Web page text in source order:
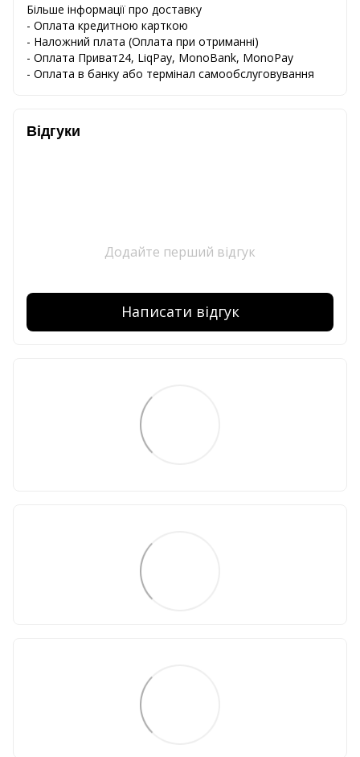
Більше інформації про доставку
- Оплата кредитною карткою
- Наложний плата (Оплата при отриманні)
- Оплата Приват24, LiqPay, MonoBank, MonoPay
- Оплата в банку або термінал самообслуговування
Відгуки
Додайте перший відгук
Написати відгук